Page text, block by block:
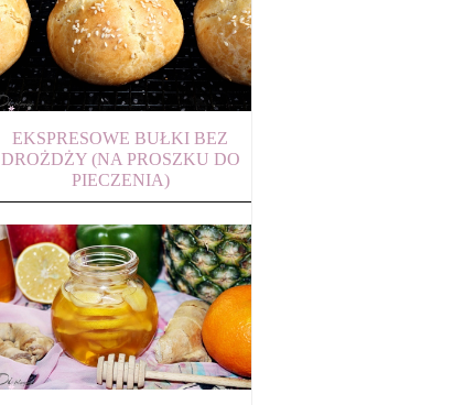
EKSPRESOWE BUŁKI BEZ
DROŻDŻY (NA PROSZKU DO
PIECZENIA)